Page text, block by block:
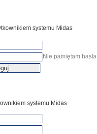
systemu Midas
Nie pamiętam hasła
systemu Midas